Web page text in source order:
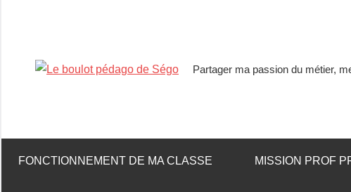
pédago
Partager ma passion du métier,
FONCTIONNEMENT DE MA CLASSE MISSION PROF